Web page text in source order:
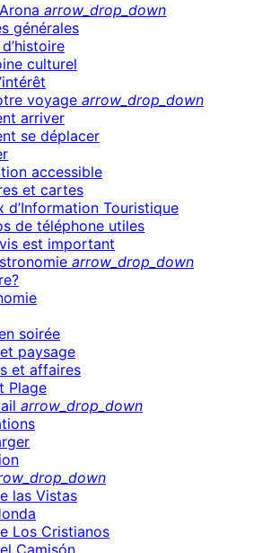
arrow_drop_down
générales
culturel
voyage arrow_drop_down
arriver
se déplacer
accessible
et cartes
d’Information Touristique
de téléphone utiles
est important
arrow_drop_down
soirée
paysage
et affaires
Plage
arrow_drop_down
las Vistas
Los Cristianos
Camisón